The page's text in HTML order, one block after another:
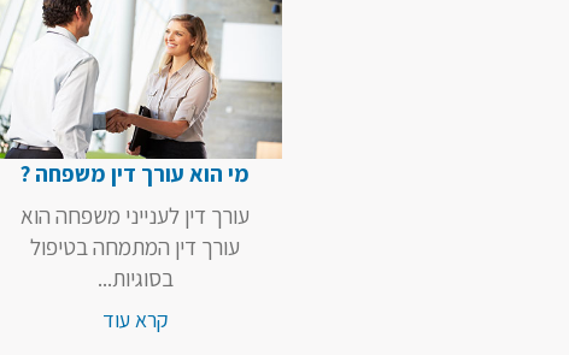
מי הוא עורך דין משפחה ?
עורך דין לענייני משפחה הוא
עורך דין המתמחה בטיפול
בסוגיות...
קרא עוד